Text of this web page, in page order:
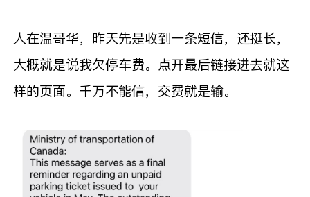
人在温哥华，昨天先是收到一条短信，还挺长，
大概就是说我欠停车费。点开最后链接进去就这
样的页面。千万不能信，交费就是输。